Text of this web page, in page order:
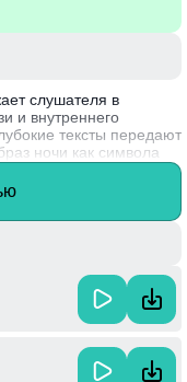
слушателя в
и внутреннего
тексты передают
ночи как символа
ассоциации с тайными
и понятной многим.
из знаковых песен
звучание
годов.